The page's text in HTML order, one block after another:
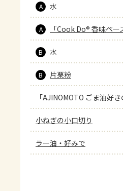
A 水
A 「Cook Do® 香味ペー
B 水
B 片栗粉
「AJINOMOTO ごま油好き
小ねぎの小口切り
ラー油・好みで